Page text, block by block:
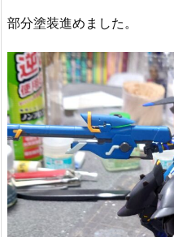
部分塗装進めました。